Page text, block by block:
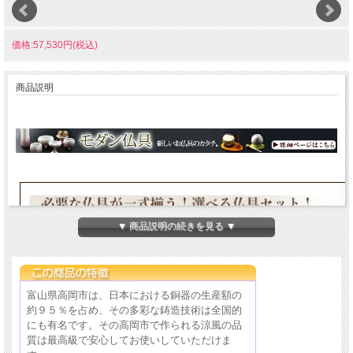
価格:57,530円(税込)
商品説明
▼ 商品説明の続きを見る ▼
富山県高岡市は、日本における銅器の生産額の
約９５％を占め、その多彩な鋳造技術は全国的
にも有名です。その高岡市で作られる涼風の品
質は最高級で安心してお使いしていただけま